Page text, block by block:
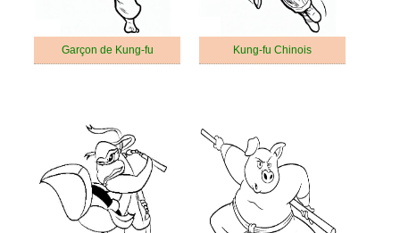
Garçon de Kung-fu Kung-fu Chinois